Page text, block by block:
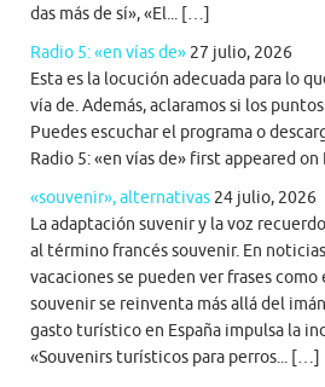
das más de sí», «El... […]
Radio 5: «en vías de» 27 julio, 2026
Esta es la locución adecuada para lo
vía de. Además, aclaramos si los
Puedes escuchar el programa o
Radio 5: «en vías de» first appeared on
«souvenir», alternativas 24 julio, 2026
La adaptación suvenir y la voz
al término francés souvenir. En
vacaciones se pueden ver frases
souvenir se reinventa más allá del
gasto turístico en España impulsa la
«Souvenirs turísticos para perros... […]